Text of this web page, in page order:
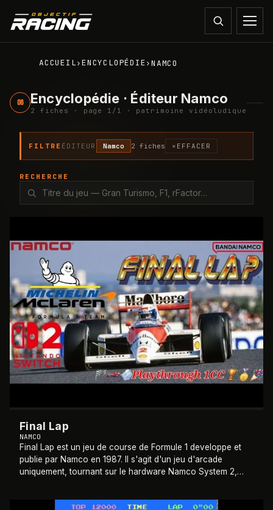
ACCUEIL›ENCYCLOPÉDIE›NAMCO
06 Encyclopédie · Éditeur Namco
2 fiche s · page 1 / 1 · patrimoine vidéoludique
FILTRE ÉDITEUR Namco 2 fiches × EFFACER
RECHERCHE
Final Lap
NAMCO
Final Lap est un jeu de course de Formule 1 developpe et
publie par Namco en 1987. Il s'agit d'un jeu d'arcade
uniquement, tournant sur le hardware Namco System 2,